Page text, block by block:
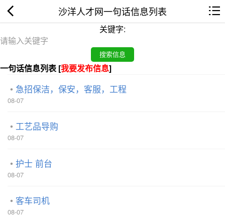
沙洋人才网一句话信息列表
关键字:
一句话信息列表 [我要发布信息]
急招保洁，保安，客服，工程
08-07
工艺品导购
08-07
护士 前台
08-07
客车司机
08-07